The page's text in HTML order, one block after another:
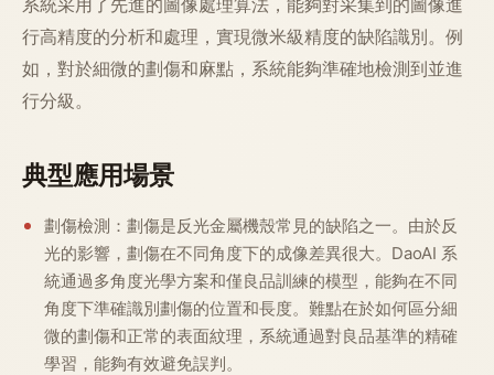
行高精度的分析和處理，實現微米級精度的缺陷識別。例
如，對於細微的劃傷和麻點，系統能夠準確地檢測到並進
行分級。
典型應用場景
劃傷檢測：劃傷是反光金屬機殼常見的缺陷之一。由於反
光的影響，劃傷在不同角度下的成像差異很大。DaoAI 系
統通過多角度光學方案和僅良品訓練的模型，能夠在不同
角度下準確識別劃傷的位置和長度。難點在於如何區分細
微的劃傷和正常的表面紋理，系統通過對良品基準的精確
學習，能夠有效避免誤判。